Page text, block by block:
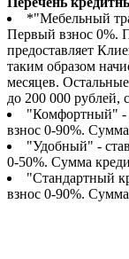
*"Мебельный
Первый взнос 0%.
предоставляет
таким образом
месяцев.
до 200 000 рублей,
"Комфортный" -
взнос 0-90%.
"Удобный" -
0-50%. Сумма
"Стандартный
взнос 0-90%.